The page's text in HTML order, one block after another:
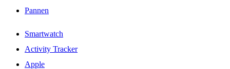
Pannen
Smartwatch
Activity Tracker
Apple